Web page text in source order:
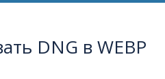
DNG в WEBP